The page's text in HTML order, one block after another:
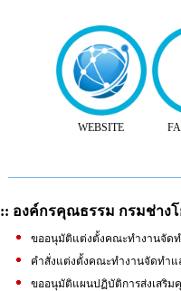
WEBSITE
:: องค์กรคุณธรรม กรมช่างโ
ขออนุมัติแต่งตั้งคณะทำงานจัดท
คำสั่งแต่งตั้งคณะทำงานจัดทำแ
ขออนุมัติแผนปฏิบัติการส่งเสริม